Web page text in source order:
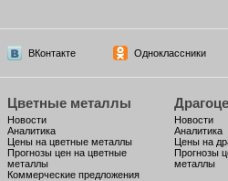
ВКонтакте Одноклассники
Цветные металлы
Новости
Аналитика
Цены на цветные металлы
Прогнозы цен на цветные
металлы
Коммерческие предложения
Новости
Аналитика
Цены на
Прогнозы
металлы